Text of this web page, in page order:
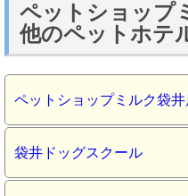
ペットショップ
他のペットホテ
ペットショップミルク袋井
袋井ドッグスクール